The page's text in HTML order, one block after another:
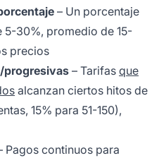
– Un porcentaje
30%, promedio de 15-
precios
progresivas – Tarifas que
alcanzan ciertos hitos de
15% para 51-150),
Pagos continuos para